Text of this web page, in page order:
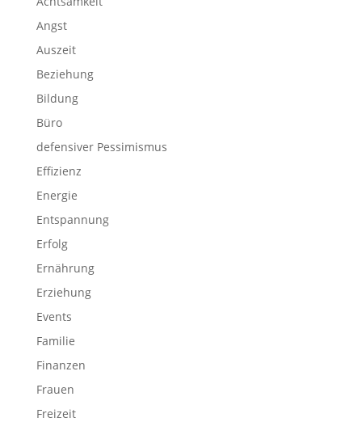
Angst
Auszeit
Beziehung
Bildung
Büro
defensiver Pessimismus
Effizienz
Energie
Entspannung
Erfolg
Ernährung
Erziehung
Events
Familie
Finanzen
Frauen
Freizeit